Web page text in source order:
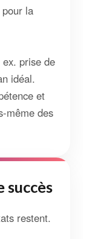
la
prise de
idéal.
et
même des
succès
restent.